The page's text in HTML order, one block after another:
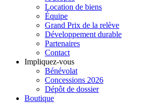
Location de biens
Équipe
Grand Prix de la relève
Développement durable
Partenaires
Contact
Impliquez-vous
Bénévolat
Concessions 2026
Dépôt de dossier
Boutique